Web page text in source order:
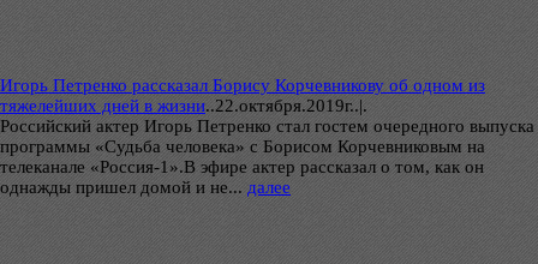
Игорь Петренко рассказал Борису Корчевникову об одном из
тяжелейших дней в жизни..22.октября.2019г..|.
Российский актер Игорь Петренко стал гостем очередного выпуска
программы «Судьба человека» с Борисом Корчевниковым на
телеканале «Россия-1».В эфире актер рассказал о том, как он
однажды пришел домой и не... далее